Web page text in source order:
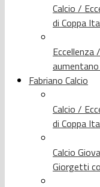
Calcio /
di Coppa
Eccellenza
Fabriano Calcio
Calcio /
di Coppa
Calcio
Giorgetti